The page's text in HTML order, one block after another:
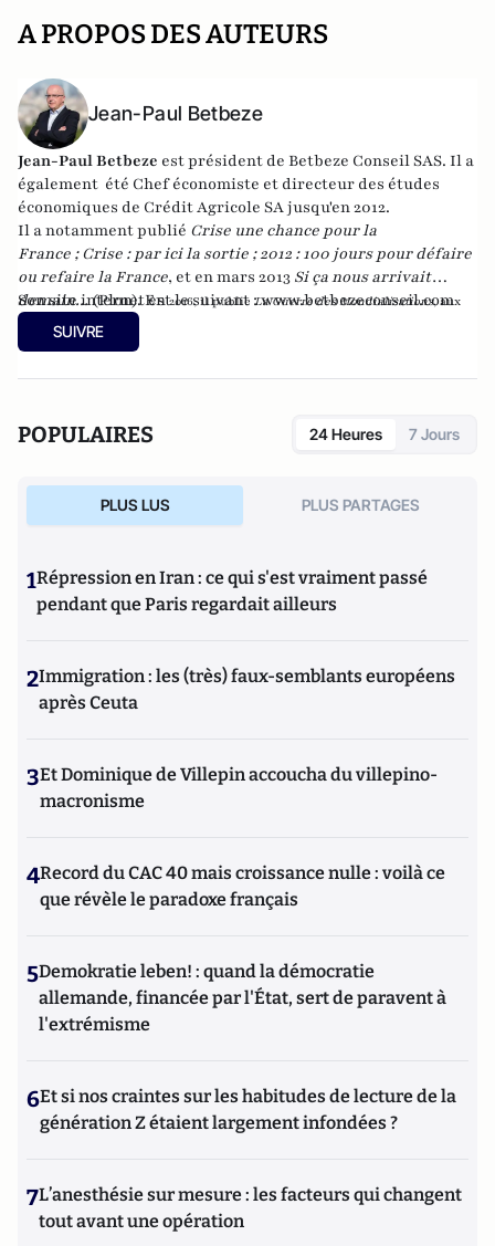
A PROPOS DES AUTEURS
Jean-Paul Betbeze
Jean-Paul Betbeze est président de Betbeze Conseil SAS. Il a
également été Chef économiste et directeur des études
économiques de Crédit Agricole SA jusqu'en 2012.
Il a notamment publié Crise une chance pour la
France ; Crise : par ici la sortie ; 2012 : 100 jours pour défaire
ou refaire la France, et en mars 2013 Si ça nous arrivait
demain...(Plon). En2016, il publie La Guerre des Mondialisations, aux
éditions Economica
et en 2017 "La France, ce malade imaginaire"
chez le même éditeur.
Son site internet est le suivant :www.betbezeconseil.com
SUIVRE
POPULAIRES 24 Heures 7 Jours
PLUS LUS PLUS PARTAGES
1Répression en Iran : ce qui s'est vraiment passé
pendant que Paris regardait ailleurs
2Immigration : les (très) faux-semblants européens
après Ceuta
3Et Dominique de Villepin accoucha du villepino-
macronisme
4Record du CAC 40 mais croissance nulle : voilà ce
que révèle le paradoxe français
5Demokratie leben! : quand la démocratie
allemande, financée par l'État, sert de paravent à
l'extrémisme
6Et si nos craintes sur les habitudes de lecture de la
génération Z étaient largement infondées ?
7L’anesthésie sur mesure : les facteurs qui changent
tout avant une opération